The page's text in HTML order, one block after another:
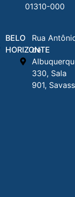
01310-000
BELO
HORIZONTE
Rua
de
330, Sala
901,